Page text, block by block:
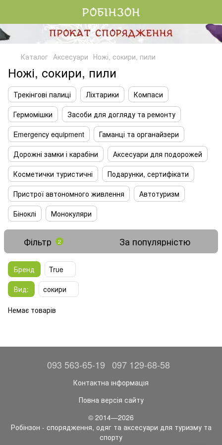
Каталог Аксесуари Ножі, сокири, пили
Ножі, сокири, пили
Трекінгові палиці Ліхтарики
Компаси
Гермомішки
Засоби для догляду та ремонту
Emergency equipment
Гаманці та органайзери
Дорожні замки і карабіни
Аксесуари для подорожей
Косметички туристичні
Подарунки, сертифікати
Пристрої автономного живлення
Автотуризм
Біноклі
Монокуляри
Фільтр 2 За популярністю
Бренд
True
Вид:
сокири
Немає товарів
093 563-65-19 097 129-68-58
Контактна інформація
Повна версія сайту
© 2014—2026
Робінзон - спорядження, одяг та аксесуари для туризму та
спорту